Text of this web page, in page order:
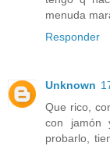
menuda
Responder
Unknown
Que rico,
con jamón
probarlo,